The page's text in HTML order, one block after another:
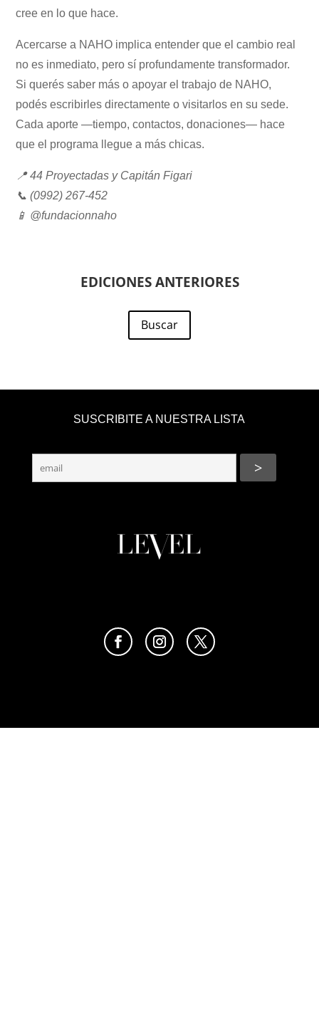
cree en lo que hace.
Acercarse a NAHO implica entender que el cambio real
no es inmediato, pero sí profundamente transformador.
Si querés saber más o apoyar el trabajo de NAHO,
podés escribirles directamente o visitarlos en su sede.
Cada aporte —tiempo, contactos, donaciones— hace
que el programa llegue a más chicas.
📍 44 Proyectadas y Capitán Figari
📞 (0992) 267-452
📱 @fundacionnaho
EDICIONES ANTERIORES
Buscar
SUSCRIBITE A NUESTRA LISTA